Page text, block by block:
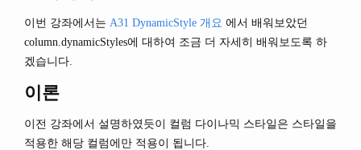
이번 강좌에서는 A31 DynamicStyle 개요 에서 배워보았던
column.dynamicStyles에 대하여 조금 더 자세히 배워보도록 하
겠습니다.
이론
이전 강좌에서 설명하였듯이 컬럼 다이나믹 스타일은 스타일을
적용한 해당 컬럼에만 적용이 됩니다.